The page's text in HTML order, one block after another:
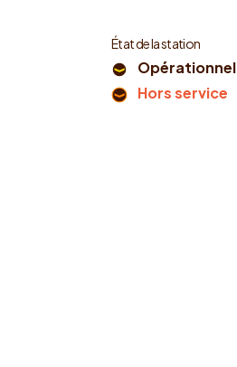
État de la station
Opérationnel
Hors service